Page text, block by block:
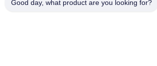
Good day, what product are you looking for?